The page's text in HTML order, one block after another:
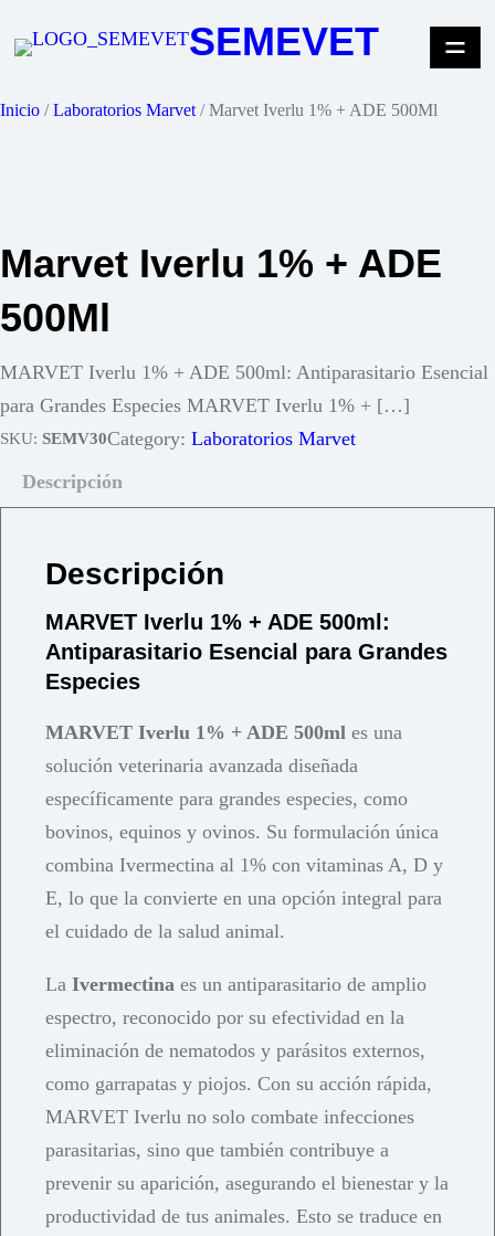
SEMEVET
Inicio /Laboratorios Marvet / Marvet Iverlu 1% + ADE 500Ml
Marvet Iverlu 1% + ADE
500Ml
MARVET Iverlu 1% + ADE 500ml: Antiparasitario Esencial
para Grandes Especies MARVET Iverlu 1% + […]
SKU: SEMV30Category: Laboratorios Marvet
Descripción
Descripción
MARVET Iverlu 1% + ADE 500ml:
Antiparasitario Esencial para Grandes
Especies
MARVET Iverlu 1% + ADE 500ml es una
solución veterinaria avanzada diseñada
específicamente para grandes especies, como
bovinos, equinos y ovinos. Su formulación única
combina Ivermectina al 1% con vitaminas A, D y
E, lo que la convierte en una opción integral para
el cuidado de la salud animal.
La Ivermectina es un antiparasitario de amplio
espectro, reconocido por su efectividad en la
eliminación de nematodos y parásitos externos,
como garrapatas y piojos. Con su acción rápida,
MARVET Iverlu no solo combate infecciones
parasitarias, sino que también contribuye a
prevenir su aparición, asegurando el bienestar y la
productividad de tus animales. Esto se traduce en